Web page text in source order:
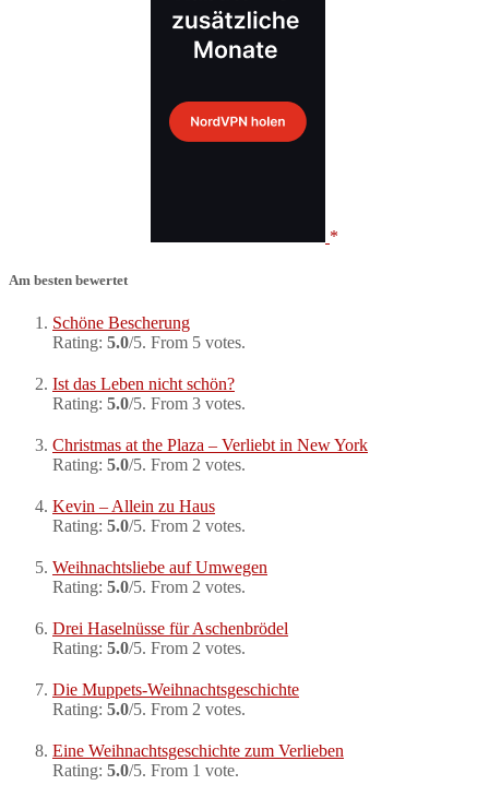
Am besten bewertet
Schöne Bescherung
Rating: 5.0/5. From 5 votes.
Ist das Leben nicht schön?
Rating: 5.0/5. From 3 votes.
Christmas at the Plaza – Verliebt in New York
Rating: 5.0/5. From 2 votes.
Kevin – Allein zu Haus
Rating: 5.0/5. From 2 votes.
Weihnachtsliebe auf Umwegen
Rating: 5.0/5. From 2 votes.
Drei Haselnüsse für Aschenbrödel
Rating: 5.0/5. From 2 votes.
Die Muppets-Weihnachtsgeschichte
Rating: 5.0/5. From 2 votes.
Eine Weihnachtsgeschichte zum Verlieben
Rating: 5.0/5. From 1 vote.